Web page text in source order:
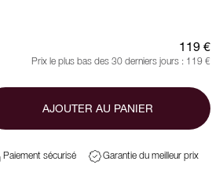
119 €
Prix le plus bas des 30 derniers jours : 119 €
AJOUTER AU PANIER
Paiement sécurisé Garantie du meilleur prix